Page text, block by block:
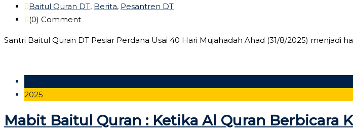
Baitul Quran DT, Berita, Pesantren DT
(0) Comment
Santri Baitul Quran DT Pesiar Perdana Usai 40 Hari Mujahadah Ahad (31/8/2025) menjadi
2025
Mabit Baitul Quran : Ketika Al Quran Berbicara